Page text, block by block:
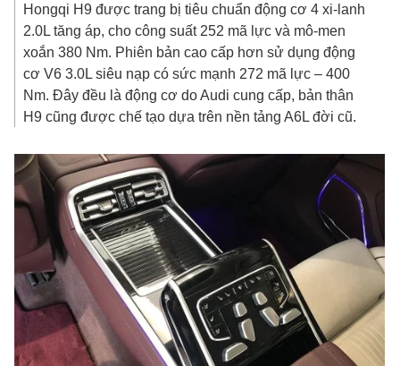
Hongqi H9 được trang bị tiêu chuẩn động cơ 4 xi-lanh
2.0L tăng áp, cho công suất 252 mã lực và mô-men
xoắn 380 Nm. Phiên bản cao cấp hơn sử dụng động
cơ V6 3.0L siêu nạp có sức mạnh 272 mã lực – 400
Nm. Đây đều là động cơ do Audi cung cấp, bản thân
H9 cũng được chế tạo dựa trên nền tảng A6L đời cũ.